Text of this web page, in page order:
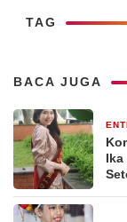
TAG
BACA JUGA
Ika